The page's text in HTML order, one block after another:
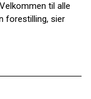
til alle
forestilling, sier